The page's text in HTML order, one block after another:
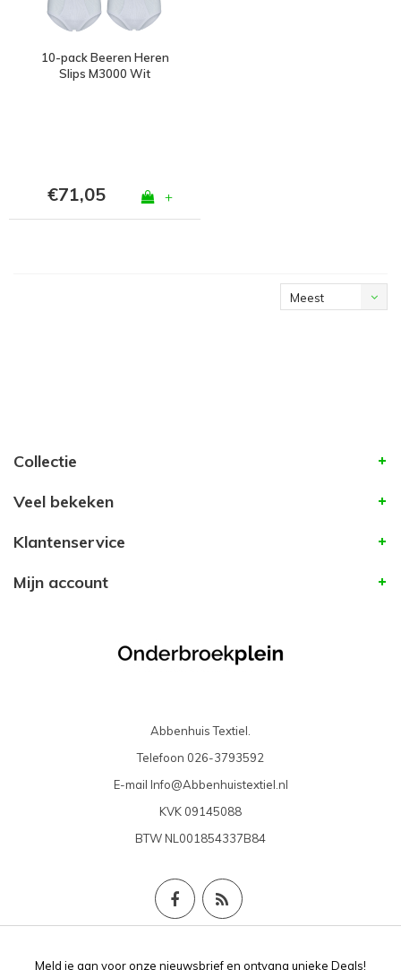
10-pack Beeren Heren
Slips M3000 Wit
€71,05 +
Meest
Collectie
Veel bekeken
Klantenservice
Mijn account
Abbenhuis Textiel.
Telefoon 026-3793592
E-mail Info@Abbenhuistextiel.nl
KVK 09145088
BTWNL001854337B84
Meld je aan voor onze nieuwsbrief en ontvang unieke Deals!